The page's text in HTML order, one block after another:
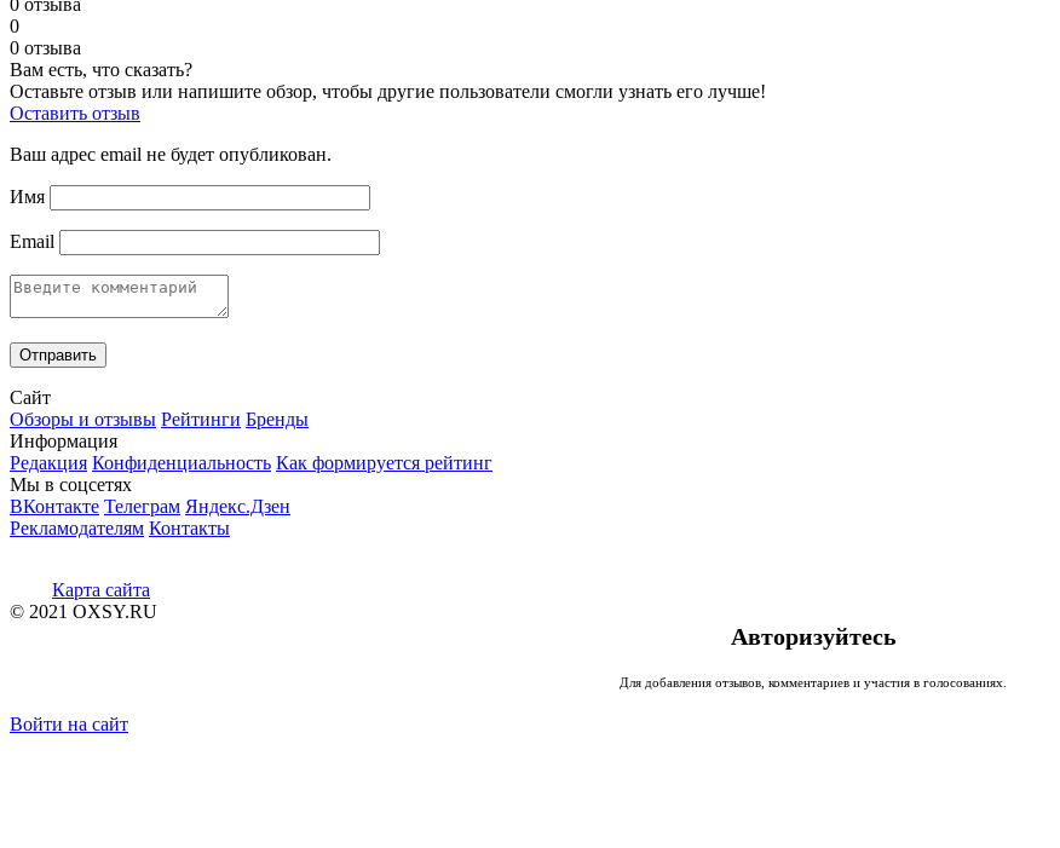
0
0 отзыва
Вам есть, что сказать?
Оставьте отзыв или напишите обзор, чтобы другие пользователи смогли узнать его лучше!
Оставить отзыв
Ваш адрес email не будет опубликован.
Имя
Email
Сайт
Обзоры и отзывы Рейтинги Бренды
Информация
Редакция Конфиденциальность Как формируется рейтинг
Мы в соцсетях
ВКонтакте Телеграм Яндекс.Дзен
Рекламодателям Контакты
Карта сайта
© 2021 OXSY.RU
Авторизуйтесь
Для добавления отзывов, комментариев и участия в голосованиях.
Войти на сайт